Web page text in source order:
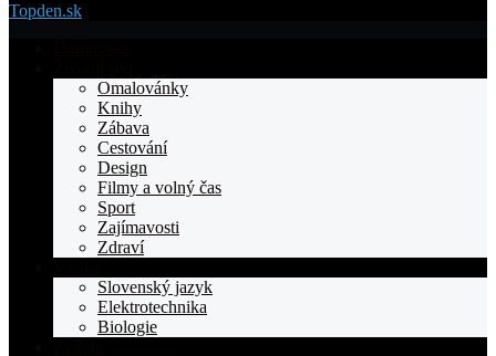
Topden.sk
Omalovánky
Knihy
Zábava
Cestování
Design
Filmy a volný čas
Sport
Zajímavosti
Zdraví
Slovenský jazyk
Elektrotechnika
Biologie